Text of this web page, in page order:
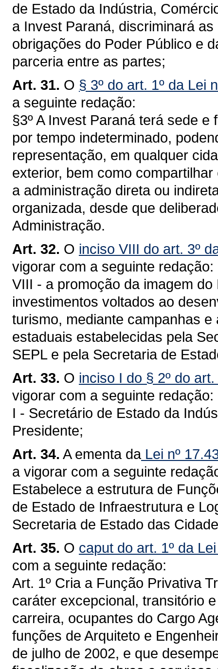
de Estado da Indústria,
a Invest Paraná, discriminará
obrigações do Poder Público e
parceria entre as partes;
Art. 31. O § 3º do art. 1º da Lei
a seguinte redação:
§3º A Invest Paraná terá sede
por tempo indeterminado,
representação, em qualquer
exterior, bem como
a administração direta ou
organizada, desde que
Administração.
Art. 32. O inciso VIII do art. 3º
vigorar com a seguinte redação:
VIII - a promoção da imagem
investimentos voltados ao
turismo, mediante campanhas
estaduais estabelecidas pela
SEPL e pela Secretaria de
Art. 33. O inciso I do § 2º do
vigorar com a seguinte redação:
I - Secretário de Estado da
Presidente;
Art. 34. A ementa daLei nº
a vigorar com a seguinte
Estabelece a estrutura de
de Estado de Infraestrutura e
Secretaria de Estado das
Art. 35. O caput do art. 1º da
com a seguinte redação:
Art. 1º Cria a Função Privativa
caráter excepcional, transitório
carreira, ocupantes do Cargo
funções de Arquiteto e
de julho de 2002, e que